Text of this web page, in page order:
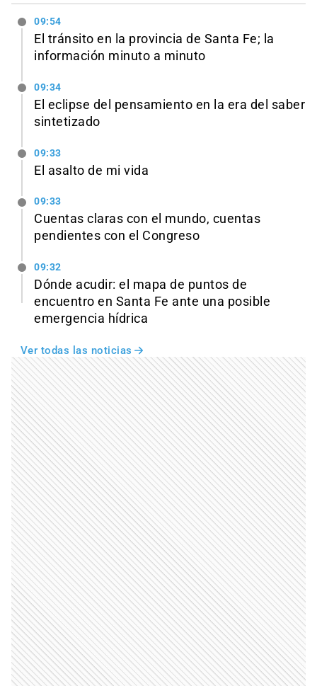
09:54
El tránsito en la provincia de Santa Fe; la
información minuto a minuto
09:34
El eclipse del pensamiento en la era del saber
sintetizado
09:33
El asalto de mi vida
09:33
Cuentas claras con el mundo, cuentas
pendientes con el Congreso
09:32
Dónde acudir: el mapa de puntos de
encuentro en Santa Fe ante una posible
emergencia hídrica
Ver todas las noticias